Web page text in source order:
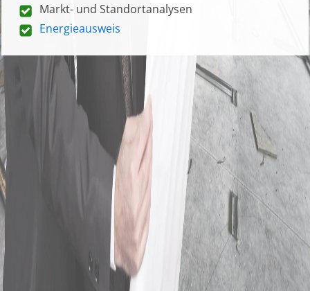
Markt- und Standortanalysen
Energieausweis